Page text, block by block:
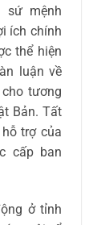
sứ mệnh
ích chính
thể hiện
luận về
tương
Bản. Tất
trợ của
cấp ban
ở tỉnh